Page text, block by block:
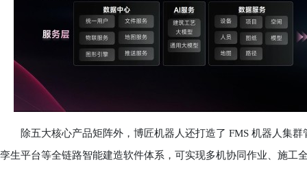
除五大核心产品矩阵外，博匠机器人还打造了 FMS 机器人集群
孪生平台等全链路智能建造软件体系，可实现多机协同作业、施工